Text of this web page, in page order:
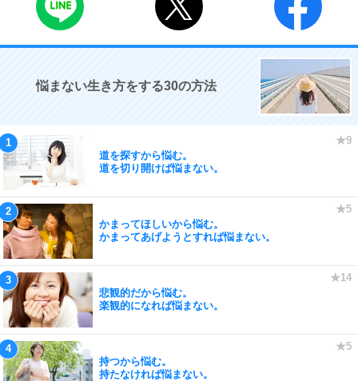
悩まない生き方をする30の方法
道を探すから悩む。
道を切り開けば悩まない。
かまってほしいから悩む。
かまってあげようとすれば悩まない。
悲観的だから悩む。
楽観的になれば悩まない。
持つから悩む。
持たなければ悩まない。